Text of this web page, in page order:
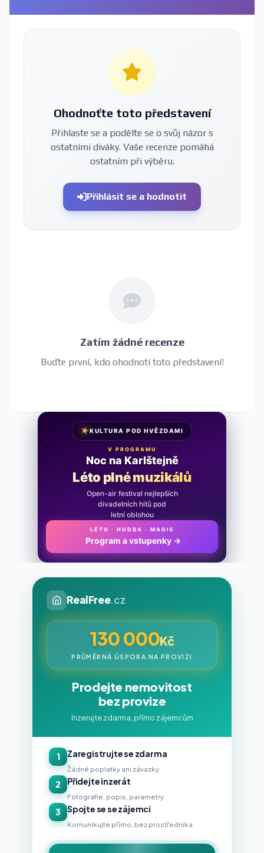
Ohodnoťte toto představení
Přihlaste se a podělte se o svůj názor s
ostatními diváky. Vaše recenze pomáhá
ostatním při výběru.
Přihlásit se a hodnotit
Zatím žádné recenze
Buďte první, kdo ohodnotí toto představení!
★KULTURA POD HVĚZDAMI
V PROGRAMU
Noc na Karlštejně
Léto plné muzikálů
Open-air festival nejlepších
divadelních hitů pod
letní oblohou
LÉTO · HUDBA · MAGIE
Program a vstupenky →
RealFree.cz
130 000Kč
PRŮMĚRNÁ ÚSPORA NA PROVIZI
Prodejte nemovitost
bez provize
Inzerujte zdarma, přímo zájemcům
1 Zaregistrujte se zdarma
Žádné poplatky ani závazky
2 Přidejte inzerát
Fotografie, popis, parametry
3 Spojte se se zájemci
Komunikujte přímo, bez prostředníka